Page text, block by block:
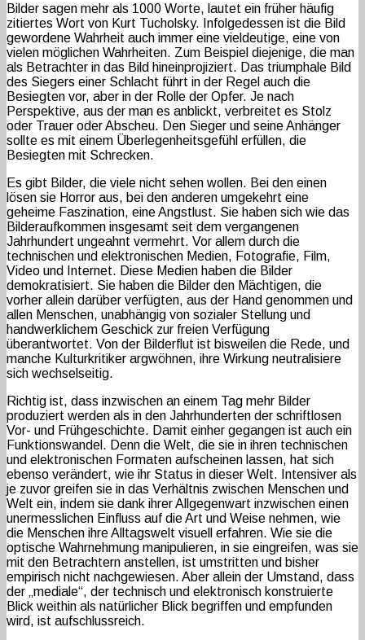
Bilder sagen mehr als 1000 Worte, lautet ein früher häufig
zitiertes Wort von Kurt Tucholsky. Infolgedessen ist die Bild
gewordene Wahrheit auch immer eine vieldeutige, eine von
vielen möglichen Wahrheiten. Zum Beispiel diejenige, die man
als Betrachter in das Bild hineinprojiziert. Das triumphale Bild
des Siegers einer Schlacht führt in der Regel auch die
Besiegten vor, aber in der Rolle der Opfer. Je nach
Perspektive, aus der man es anblickt, verbreitet es Stolz
oder Trauer oder Abscheu. Den Sieger und seine Anhänger
sollte es mit einem Überlegenheitsgefühl erfüllen, die
Besiegten mit Schrecken.
Es gibt Bilder, die viele nicht sehen wollen. Bei den einen
lösen sie Horror aus, bei den anderen umgekehrt eine
geheime Faszination, eine Angstlust. Sie haben sich wie das
Bilderaufkommen insgesamt seit dem vergangenen
Jahrhundert ungeahnt vermehrt. Vor allem durch die
technischen und elektronischen Medien, Fotografie, Film,
Video und Internet. Diese Medien haben die Bilder
demokratisiert. Sie haben die Bilder den Mächtigen, die
vorher allein darüber verfügten, aus der Hand genommen und
allen Menschen, unabhängig von sozialer Stellung und
handwerklichem Geschick zur freien Verfügung
überantwortet. Von der Bilderflut ist bisweilen die Rede, und
manche Kulturkritiker argwöhnen, ihre Wirkung neutralisiere
sich wechselseitig.
Richtig ist, dass inzwischen an einem Tag mehr Bilder
produziert werden als in den Jahrhunderten der schriftlosen
Vor- und Frühgeschichte. Damit einher gegangen ist auch ein
Funktionswandel. Denn die Welt, die sie in ihren technischen
und elektronischen Formaten aufscheinen lassen, hat sich
ebenso verändert, wie ihr Status in dieser Welt. Intensiver als
je zuvor greifen sie in das Verhältnis zwischen Menschen und
Welt ein, indem sie dank ihrer Allgegenwart inzwischen einen
unermesslichen Einfluss auf die Art und Weise nehmen, wie
die Menschen ihre Alltagswelt visuell erfahren. Wie sie die
optische Wahrnehmung manipulieren, in sie eingreifen, was sie
mit den Betrachtern anstellen, ist umstritten und bisher
empirisch nicht nachgewiesen. Aber allein der Umstand, dass
der „mediale“, der technisch und elektronisch konstruierte
Blick weithin als natürlicher Blick begriffen und empfunden
wird, ist aufschlussreich.